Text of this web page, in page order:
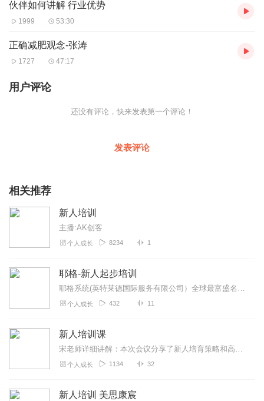
伙伴如何讲解 行业优势
1999 53:30
正确减肥观念-张涛
1727 47:17
用户评论
还没有评论，快来发表第一个评论！
发表评论
相关推荐
新人培训
主播:AK创客
个人成长 8234 1
耶格-新人起步培训
耶格系统(英特莱德国际服务有限公司）全球最富盛名的三大成人培训机构之一，是专门研究人们的信息化时代如何正确思考及开创个人事业，并为那些乐意创业的个人及家庭制定一...
个人成长 432 11
新人培训课
宋老师详细讲解：本次会议分享了新人培育策略和高效运营方法，通过“传家宝”组合与目标管理，明确了从学习入门到设定目标的完整路径。小结​​1.新人培育：从“封口”...
个人成长 1134 32
新人培训 美思康宸